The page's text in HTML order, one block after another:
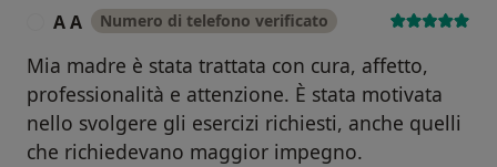
A A Numero di telefono verificato
Mia madre è stata trattata con cura, affetto,
professionalità e attenzione. È stata motivata
nello svolgere gli esercizi richiesti, anche quelli
che richiedevano maggior impegno.